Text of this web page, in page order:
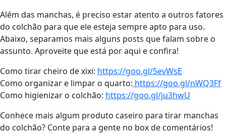
Além das manchas, é preciso estar atento a outros fatores
do colchão para que ele esteja sempre apto para uso.
Abaixo, separamos mais alguns posts que falam sobre o
assunto. Aproveite que está por aqui e confira!
Como tirar cheiro de xixi: https://goo.gl/5evWsE
Como organizar e limpar o quarto: https://goo.gl/nWQ3Ff
Como higienizar o colchão: https://goo.gl/ju3hwU
Conhece mais algum produto caseiro para tirar manchas
do colchão? Conte para a gente no box de comentários!